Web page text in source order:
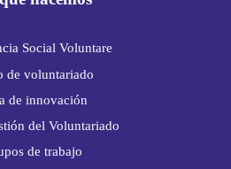
Social Voluntare
de voluntariado
de innovación
del Voluntariado
de trabajo